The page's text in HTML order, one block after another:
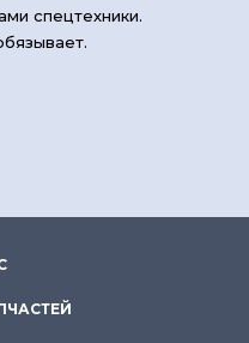
спецтехники.